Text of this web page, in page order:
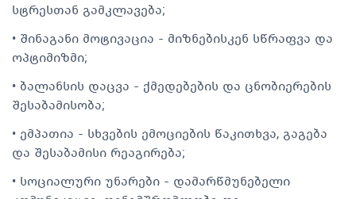
სტრესთან გამკლავება;
• შინაგანი მოტივაცია - მიზნებისკენ სწრაფვა და
ოპტიმიზმი;
• ბალანსის დაცვა - ქმედებების და ცნობიერების
შესაბამისობა;
• ემპათია - სხვების ემოციების წაკითხვა, გაგება
და შესაბამისი რეაგირება;
• სოციალური უნარები - დამარწმუნებელი